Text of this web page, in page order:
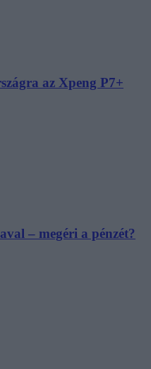
az Xpeng P7+
– megéri a pénzét?